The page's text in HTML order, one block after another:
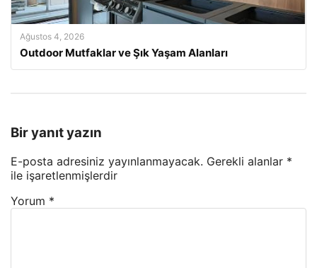
Ağustos 4, 2026
Outdoor Mutfaklar ve Şık Yaşam Alanları
Bir yanıt yazın
E-posta adresiniz yayınlanmayacak. Gerekli alanlar *
ile işaretlenmişlerdir
Yorum *